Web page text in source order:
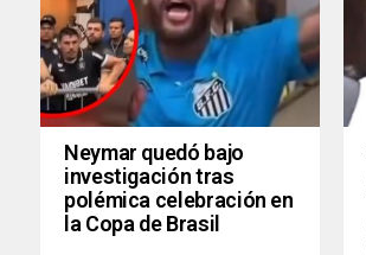
Neymar quedó bajo
investigación tras
polémica celebración en
la Copa de Brasil